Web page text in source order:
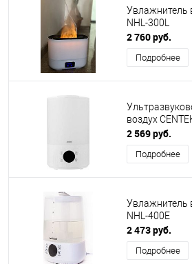
Увлажнитель
NHL-300L
2 760 руб.
Подробнее
воздух
2 569 руб.
Подробнее
Увлажнитель
NHL-400E
2 473 руб.
Подробнее